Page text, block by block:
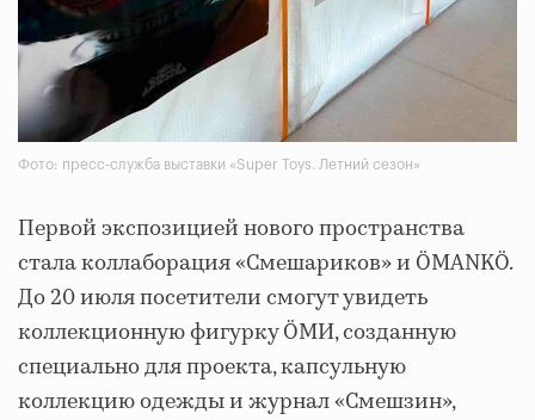
Фото: пресс-служба выставки «Super Toys. Летний сезон»
Первой экспозицией нового пространства
стала коллаборация «Смешариков» и ÖMANKÖ.
До 20 июля посетители смогут увидеть
коллекционную фигурку ÖМИ, созданную
специально для проекта, капсульную
коллекцию одежды и журнал «Смешзин»,